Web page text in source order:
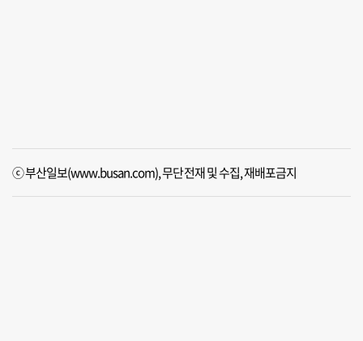
ⓒ 부산일보(www.busan.com), 무단전재 및 수집, 재배포금지